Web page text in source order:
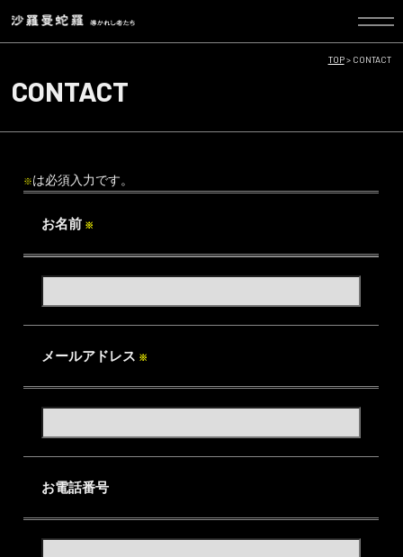
TOP> CONTACT
CONTACT
※は必須入力です。
お名前 ※
メールアドレス ※
お電話番号